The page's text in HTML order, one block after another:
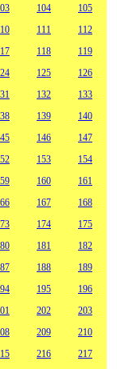
104
105
111
112
118
119
125
126
132
133
139
140
146
147
153
154
160
161
167
168
174
175
181
182
188
189
195
196
202
203
209
210
216
217